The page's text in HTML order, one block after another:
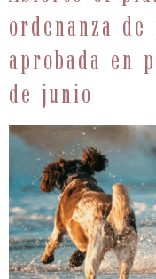
ordenanza
aprobada en
de junio